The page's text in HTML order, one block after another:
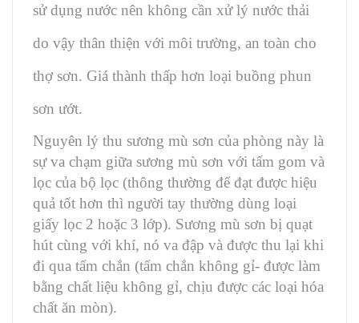
sử dụng nước nên không cần xử lý nước thải
do vậy thân thiện với môi trường, an toàn cho
thợ sơn. Giá thành thấp hơn loại buồng phun
sơn ướt.
Nguyên lý thu sương mù sơn của phòng này là
sự va chạm giữa sương mù sơn với tấm gom và
lọc của bộ lọc (thông thường để đạt được hiệu
quả tốt hơn thì người tay thường dùng loại
giấy lọc 2 hoặc 3 lớp). Sương mù sơn bị quạt
hút cùng với khí, nó va đập và được thu lại khi
đi qua tấm chắn (tấm chắn không gỉ- được làm
bằng chất liệu không gỉ, chịu được các loại hóa
chất ăn mòn).